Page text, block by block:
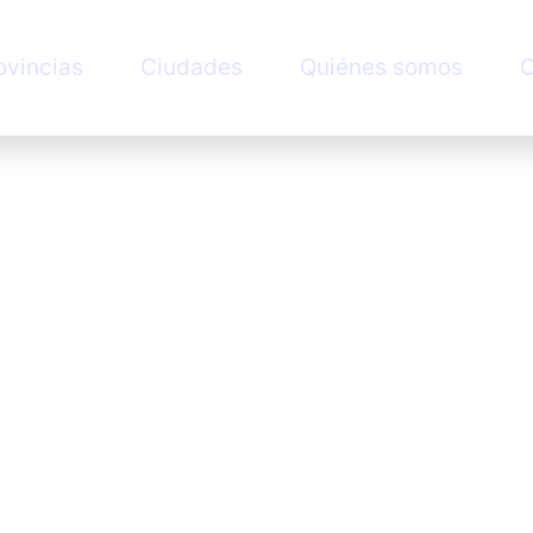
Ciudades Quiénes somos